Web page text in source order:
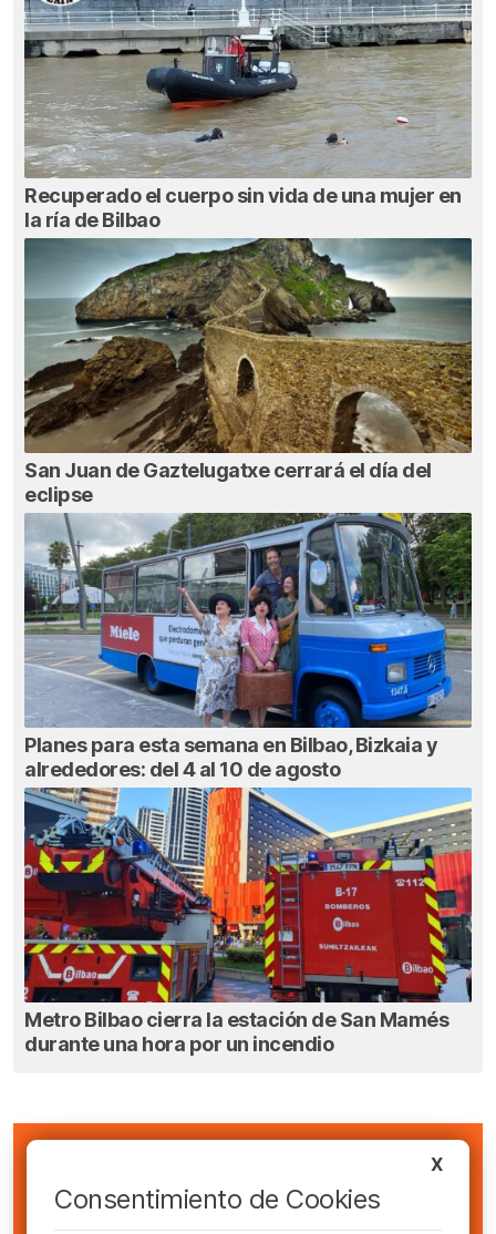
Recuperado el cuerpo sin vida de una mujer en
la ría de Bilbao
San Juan de Gaztelugatxe cerrará el día del
eclipse
Planes para esta semana en Bilbao, Bizkaia y
alrededores: del 4 al 10 de agosto
Metro Bilbao cierra la estación de San Mamés
durante una hora por un incendio
X
Consentimiento de Cookies